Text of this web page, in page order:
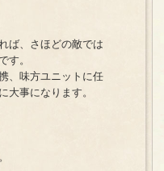
ば、さほどの敵では
す。
、味方ユニットに任
大事になります。